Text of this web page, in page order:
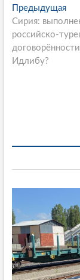
P
o
s
t
i
g
a
t
i
o
n
ПредыдущаяП
р
е
д
а
я
:
Сирия:
российско-
Идлибу?